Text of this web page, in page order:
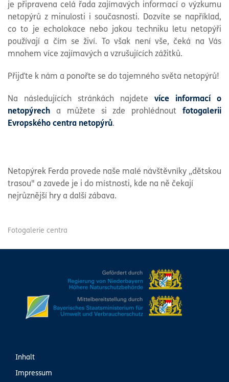
je připravena celá řada zajímavých informací o výzkumu
netopýrů z minulosti i současnosti. Dozvíte se například,
co to je echolokace nebo jakou techniku letu netopýři
používají a čím se živí. To však není vše, čeká na Vás
mnohem více zajímavých a vzrušujících zážitků.
Přijďte k nám a ponořte se do tajemného světa netopýrů!
Na následujících stránkách najdete více informací o
netopýrech a můžete si zde prohlédnout fotogalerii
Evropského centra netopýrů.
Netopýrek Ferda provede naše malé návštěvníky „dětskou
trasou" a zavede je i do místnosti, kde na ně čekají
nejrůznější hry a další zábava.
Fotogalerie centra
Inhalt
Impressum